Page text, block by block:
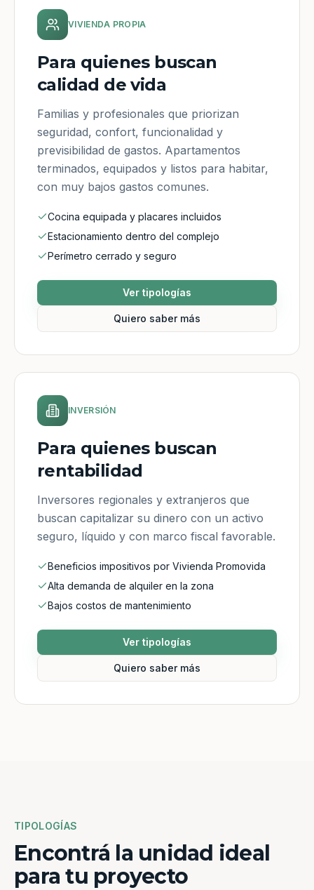
VIVIENDA PROPIA
Para quienes buscan
calidad de vida
Familias y profesionales que priorizan
seguridad, confort, funcionalidad y
previsibilidad de gastos. Apartamentos
terminados, equipados y listos para habitar,
con muy bajos gastos comunes.
Cocina equipada y placares incluidos
Estacionamiento dentro del complejo
Perímetro cerrado y seguro
Ver tipologías
Quiero saber más
INVERSIÓN
Para quienes buscan
rentabilidad
Inversores regionales y extranjeros que
buscan capitalizar su dinero con un activo
seguro, líquido y con marco fiscal favorable.
Beneficios impositivos por Vivienda Promovida
Alta demanda de alquiler en la zona
Bajos costos de mantenimiento
Ver tipologías
Quiero saber más
TIPOLOGÍAS
Encontrá la unidad ideal
para tu proyecto